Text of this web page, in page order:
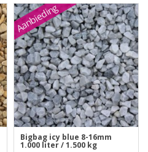
Aanbieding
Bigbag icy blue 8-16mm
1.000 liter / 1.500 kg